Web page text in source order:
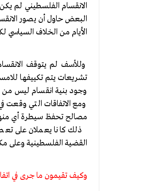
الانقسام الفلسطيني لم يكن
البعض حاول أن يصور
الأيام من الخلاف السياسي
وللأسف لم يتوقف
تشريعات يتم تكييفها
وجود بنية انقسام ليس من
ومع الاتفاقات التي
مصالح تحفظ سيطرة أي
ذلك كانا يعملان على
القضية الفلسطينية وعلى
وكيف تقيمون ما جرى في